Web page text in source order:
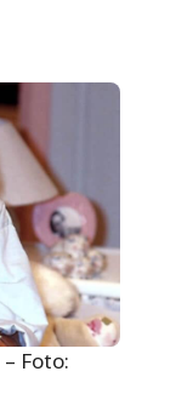
Foto: